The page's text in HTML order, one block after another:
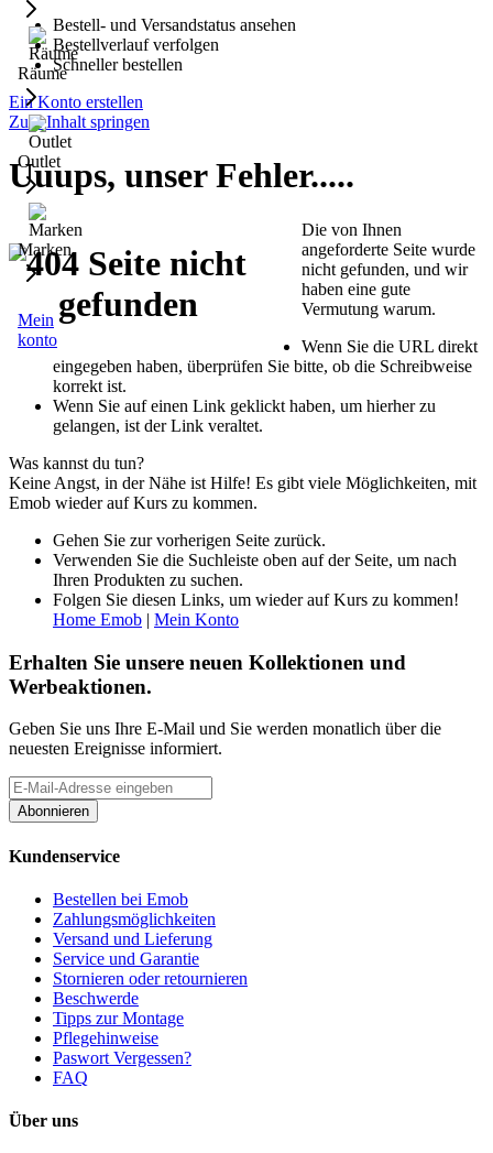
Räume
Outlet
Marken
Mein
konto
Bestell- und Versandstatus ansehen
Bestellverlauf verfolgen
Schneller bestellen
Ein Konto erstellen
Zum Inhalt springen
Uuups, unser Fehler.....
Die von Ihnen
angeforderte Seite wurde
nicht gefunden, und wir
haben eine gute
Vermutung warum.
Wenn Sie die URL direkt
eingegeben haben, überprüfen Sie bitte, ob die Schreibweise
korrekt ist.
Wenn Sie auf einen Link geklickt haben, um hierher zu
gelangen, ist der Link veraltet.
Was kannst du tun?
Keine Angst, in der Nähe ist Hilfe! Es gibt viele Möglichkeiten, mit
Emob wieder auf Kurs zu kommen.
Gehen Sie zur vorherigen Seite zurück.
Verwenden Sie die Suchleiste oben auf der Seite, um nach
Ihren Produkten zu suchen.
Folgen Sie diesen Links, um wieder auf Kurs zu kommen!
Home Emob | Mein Konto
Erhalten Sie unsere neuen Kollektionen und
Werbeaktionen.
Geben Sie uns Ihre E-Mail und Sie werden monatlich über die
neuesten Ereignisse informiert.
Abonnieren
Kundenservice
Bestellen bei Emob
Zahlungsmöglichkeiten
Versand und Lieferung
Service und Garantie
Stornieren oder retournieren
Beschwerde
Tipps zur Montage
Pflegehinweise
Paswort Vergessen?
FAQ
Über uns